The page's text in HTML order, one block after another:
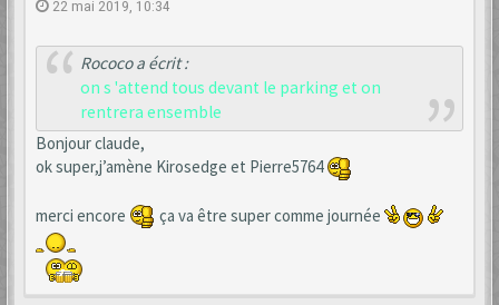
22 mai 2019, 10:34
Rococo a écrit :
on s 'attend tous devant le parking et on
rentrera ensemble
Bonjour claude,
ok super,j’amène Kirosedge et Pierre5764
merci encore ça va être super comme journée